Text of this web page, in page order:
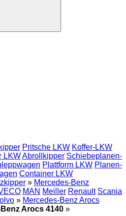
Pritsche LKW Koffer-LKW
LKWAbrollkipper Schiebeplanen-
Plattform LKW Planen-
Container LKW
» Mercedes-Benz
MAN Meiller Renault Scania
» Mercedes-Benz Arocs
Arocs 4140 »